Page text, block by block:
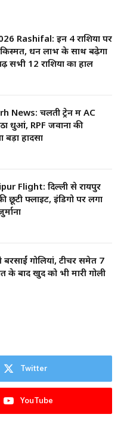
Rashifal: इन 4 राशियों पर
किस्मत, धन लाभ के साथ बढ़ेगा
सभी 12 राशियों का हाल
News: चलती ट्रेन में AC
धुआं, RPF जवानों की
हादसा
Flight: दिल्ली से रायपुर
छूटी फ्लाइट, इंडिगो पर लगा
गोलियां, टीचर समेत 7
के बाद खुद को भी मारी गोली
Twitter
YouTube